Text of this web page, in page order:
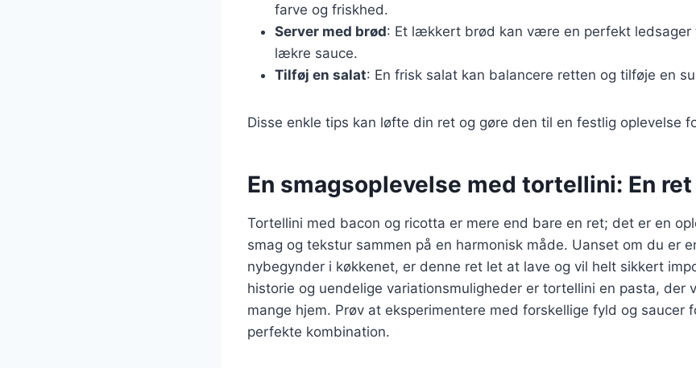
farve og friskhed.
Server med brød: Et lækkert brød kan være en perfekt ledsager
lækre sauce.
Tilføj en salat: En frisk salat kan balancere retten og tilføje en
Disse enkle tips kan løfte din ret og gøre den til en festlig oplevelse
En smagsoplevelse med tortellini: En
Tortellini med bacon og ricotta er mere end bare en ret; det er en
smag og tekstur sammen på en harmonisk måde. Uanset om du er
nybegynder i køkkenet, er denne ret let at lave og vil helt sikkert
historie og uendelige variationsmuligheder er tortellini en pasta, der
mange hjem. Prøv at eksperimentere med forskellige fyld og saucer
perfekte kombination.